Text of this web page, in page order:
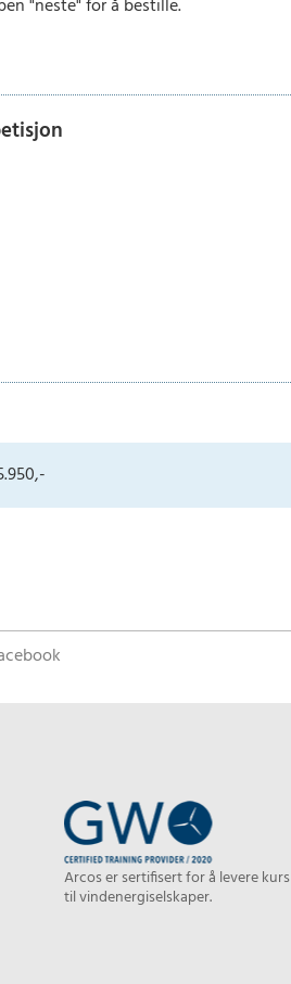
"neste" for å bestille.
Arcos er sertifisert for å levere kurs
til vindenergiselskaper.